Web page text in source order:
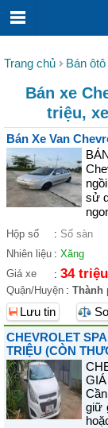
Trang chủ Bán
Bán xe
triệu,
Bán Xe Van
sử
Hộp số : Số sàn
Nhiên liệu : Xăng
Giá xe
: 34 triệu
Quận/Huyện : Thành
Lưu tin
CHEVROLET
TRIỆU (CÒN
giữ